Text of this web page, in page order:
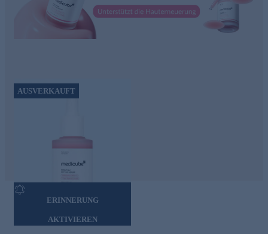
AUSVERKAUFT
ERINNERUNG
AKTIVIEREN